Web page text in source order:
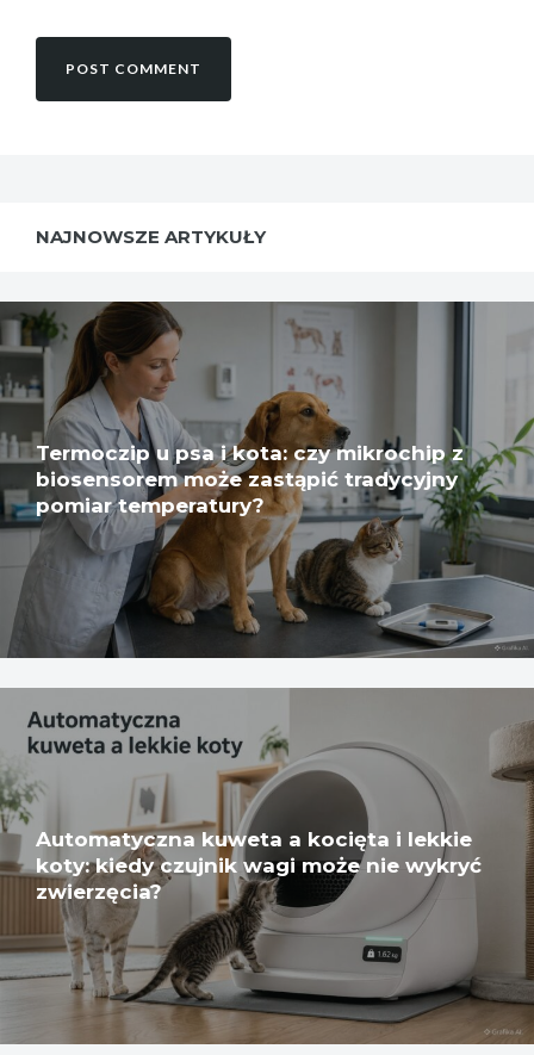
NAJNOWSZE ARTYKUŁY
Termoczip u psa i kota: czy mikrochip z
biosensorem może zastąpić tradycyjny
pomiar temperatury?
Automatyczna kuweta a kocięta i lekkie
koty: kiedy czujnik wagi może nie wykryć
zwierzęcia?